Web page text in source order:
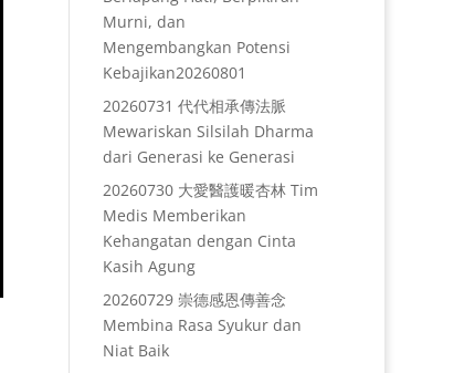
Murni, dan
Mengembangkan Potensi
Kebajikan20260801
20260731 代代相承傳法脈
Mewariskan Silsilah Dharma
dari Generasi ke Generasi
20260730 大愛醫護暖杏林 Tim
Medis Memberikan
Kehangatan dengan Cinta
Kasih Agung
20260729 崇德感恩傳善念
Membina Rasa Syukur dan
Niat Baik